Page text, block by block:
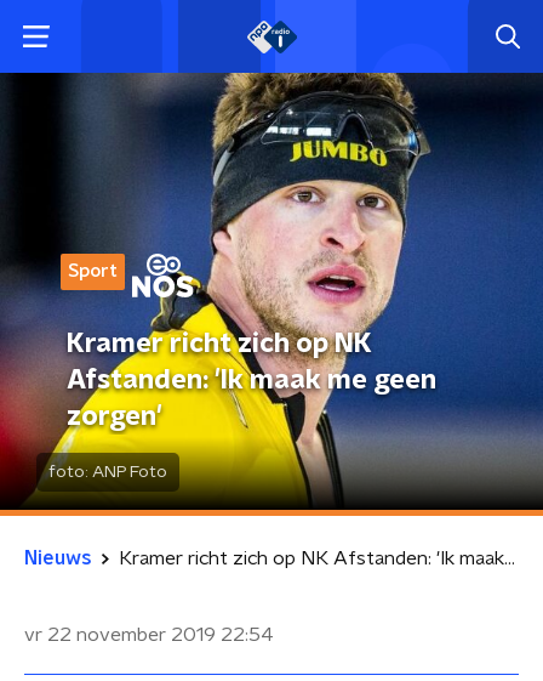
Sport
Kramer richt zich op NK
Afstanden: 'Ik maak me geen
zorgen'
foto: ANP Foto
Nieuws Kramer richt zich op NK Afstanden: 'Ik maak me geen zorgen'
vr 22 november 2019 22:54